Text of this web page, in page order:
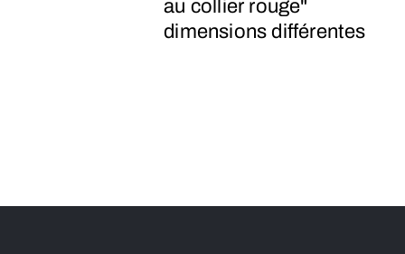
au collier rouge"
dimensions différentes